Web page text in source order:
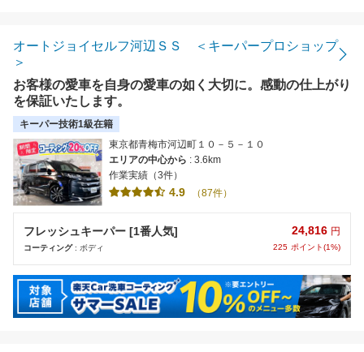
オートジョイセルフ河辺ＳＳ ＜キーパープロショップ
＞
お客様の愛車を自身の愛車の如く大切に。感動の仕上がり
を保証いたします。
キーパー技術1級在籍
東京都青梅市河辺町１０－５－１０
エリアの中心から : 3.6km
作業実績（3件）
4.9 （87件）
フレッシュキーパー [1番人気]
コーティング: ボディ
24,816 円
225 ポイント(1%)